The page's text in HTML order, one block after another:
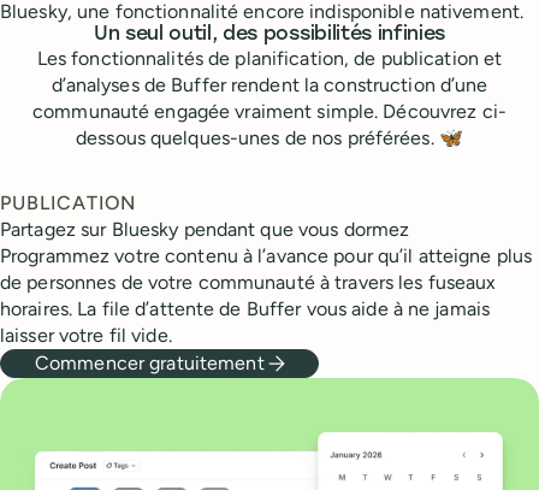
Bluesky, une fonctionnalité encore indisponible nativement.
Un seul outil, des possibilités infinies
Les fonctionnalités de planification, de publication et
d’analyses de Buffer rendent la construction d’une
communauté engagée vraiment simple. Découvrez ci-
dessous quelques-unes de nos préférées. 🦋
PUBLICATION
Partagez sur Bluesky pendant que vous dormez
Programmez votre contenu à l’avance pour qu’il atteigne plus
de personnes de votre communauté à travers les fuseaux
horaires. La file d’attente de Buffer vous aide à ne jamais
laisser votre fil vide.
Commencer gratuitement